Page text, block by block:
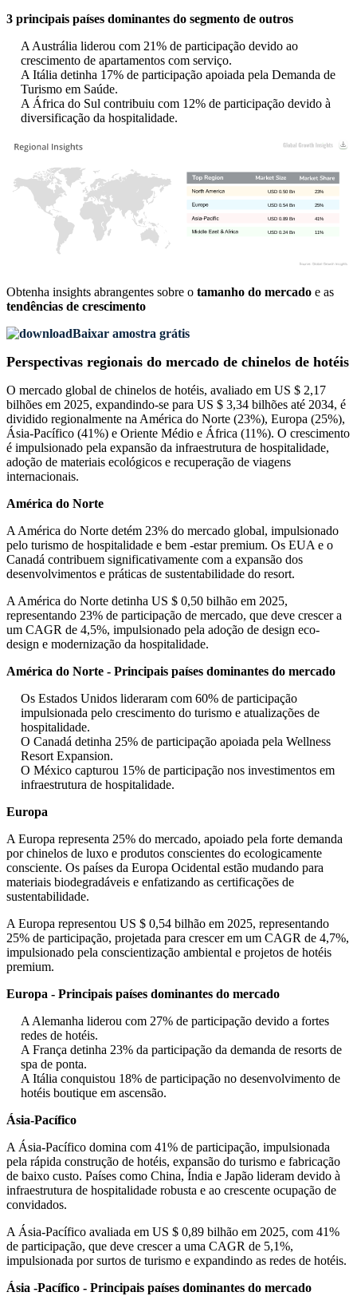
3 principais países dominantes do segmento de outros
A Austrália liderou com 21% de participação devido ao
crescimento de apartamentos com serviço.
A Itália detinha 17% de participação apoiada pela Demanda de
Turismo em Saúde.
A África do Sul contribuiu com 12% de participação devido à
diversificação da hospitalidade.
11%
USD 0.24 Bn
41%
USD 0.89 Bn
25%
USD 0.54 Bn
23%
USD 0.50 Bn
Obtenha insights abrangentes sobre o tamanho do mercado e as
tendências de crescimento
Baixar amostra grátis
Perspectivas regionais do mercado de chinelos de hotéis
O mercado global de chinelos de hotéis, avaliado em US $ 2,17
bilhões em 2025, expandindo-se para US $ 3,34 bilhões até 2034, é
dividido regionalmente na América do Norte (23%), Europa (25%),
Ásia-Pacífico (41%) e Oriente Médio e África (11%). O crescimento
é impulsionado pela expansão da infraestrutura de hospitalidade,
adoção de materiais ecológicos e recuperação de viagens
internacionais.
América do Norte
A América do Norte detém 23% do mercado global, impulsionado
pelo turismo de hospitalidade e bem -estar premium. Os EUA e o
Canadá contribuem significativamente com a expansão dos
desenvolvimentos e práticas de sustentabilidade do resort.
A América do Norte detinha US $ 0,50 bilhão em 2025,
representando 23% de participação de mercado, que deve crescer a
um CAGR de 4,5%, impulsionado pela adoção de design eco-
design e modernização da hospitalidade.
América do Norte - Principais países dominantes do mercado
Os Estados Unidos lideraram com 60% de participação
impulsionada pelo crescimento do turismo e atualizações de
hospitalidade.
O Canadá detinha 25% de participação apoiada pela Wellness
Resort Expansion.
O México capturou 15% de participação nos investimentos em
infraestrutura de hospitalidade.
Europa
A Europa representa 25% do mercado, apoiado pela forte demanda
por chinelos de luxo e produtos conscientes do ecologicamente
consciente. Os países da Europa Ocidental estão mudando para
materiais biodegradáveis ​​e enfatizando as certificações de
sustentabilidade.
A Europa representou US $ 0,54 bilhão em 2025, representando
25% de participação, projetada para crescer em um CAGR de 4,7%,
impulsionado pela conscientização ambiental e projetos de hotéis
premium.
Europa - Principais países dominantes do mercado
A Alemanha liderou com 27% de participação devido a fortes
redes de hotéis.
A França detinha 23% da participação da demanda de resorts de
spa de ponta.
A Itália conquistou 18% de participação no desenvolvimento de
hotéis boutique em ascensão.
Ásia-Pacífico
A Ásia-Pacífico domina com 41% de participação, impulsionada
pela rápida construção de hotéis, expansão do turismo e fabricação
de baixo custo. Países como China, Índia e Japão lideram devido à
infraestrutura de hospitalidade robusta e ao crescente ocupação de
convidados.
A Ásia-Pacífico avaliada em US $ 0,89 bilhão em 2025, com 41%
de participação, que deve crescer a uma CAGR de 5,1%,
impulsionada por surtos de turismo e expandindo as redes de hotéis.
Ásia -Pacífico - Principais países dominantes do mercado